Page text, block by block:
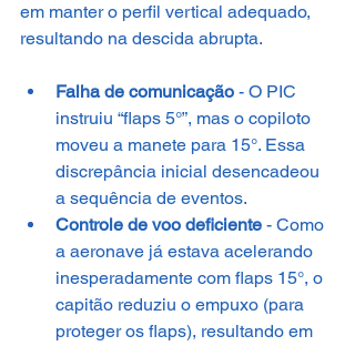
em manter o perfil vertical adequado,
resultando na descida abrupta.
Falha de comunicação - O PIC
instruiu “flaps 5°”, mas o copiloto
moveu a manete para 15°. Essa
discrepância inicial desencadeou
a sequência de eventos.
Controle de voo deficiente - Como
a aeronave já estava acelerando
inesperadamente com flaps 15°, o
capitão reduziu o empuxo (para
proteger os flaps), resultando em